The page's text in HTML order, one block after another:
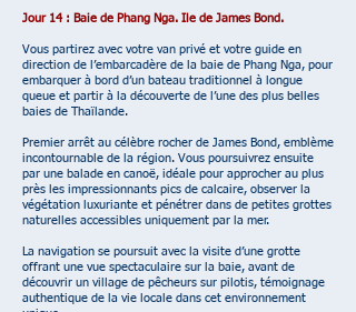
Jour 14 : Baie de Phang Nga. Ile de James Bond.
Vous partirez avec votre van privé et votre guide en
direction de l’embarcadère de la baie de Phang Nga, pour
embarquer à bord d’un bateau traditionnel à longue
queue et partir à la découverte de l’une des plus belles
baies de Thaïlande.
Premier arrêt au célèbre rocher de James Bond, emblème
incontournable de la région. Vous poursuivrez ensuite
par une balade en canoë, idéale pour approcher au plus
près les impressionnants pics de calcaire, observer la
végétation luxuriante et pénétrer dans de petites grottes
naturelles accessibles uniquement par la mer.
La navigation se poursuit avec la visite d’une grotte
offrant une vue spectaculaire sur la baie, avant de
découvrir un village de pêcheurs sur pilotis, témoignage
authentique de la vie locale dans cet environnement